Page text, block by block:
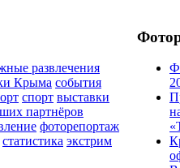
развлечения
Крыма события
спорт выставки
партнёров
фоторепортаж
статистика экстрим